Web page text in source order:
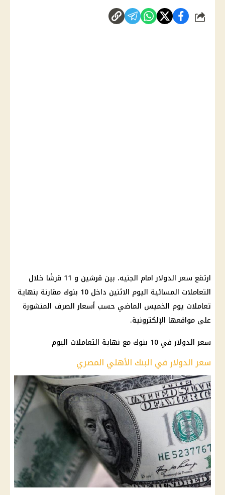
شارك
ارتفع سعر الدولار امام الجنيه، بين قرشين و 11 قرشًا خلال
التعاملات المسائية اليوم الاثنين داخل 10 بنوك مقارنة بنهاية
تعاملات يوم الخميس الماضي حسب أسعار الصرف المنشورة
على مواقعها الإلكترونية.
سعر الدولار في 10 بنوك مع نهاية التعاملات اليوم
سعر الدولار في البنك الأهلي المصري